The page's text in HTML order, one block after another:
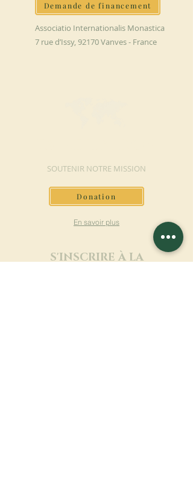
Demande de financement
Associatio Internationalis Monastica
7 rue d’Issy, 92170 Vanves - France
SOUTENIR NOTRE MISSION
Donation
En savoir plus
S'INSCRIRE À LA